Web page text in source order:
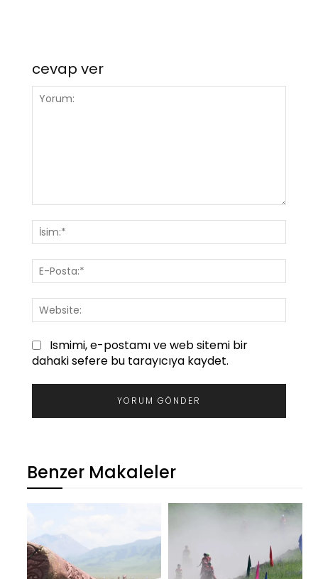
Benzer Makaleler
cevap ver
Ismimi, e-postamı ve web sitemi bir
dahaki sefere bu tarayıcıya kaydet.